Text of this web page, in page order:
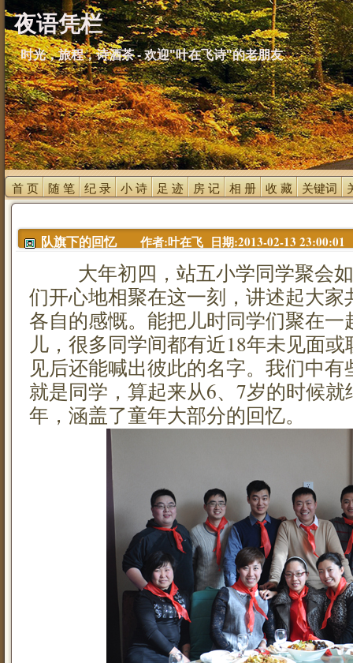
夜语凭栏
时光，旅程，诗酒茶 - 欢迎"叶在飞诗"的老朋友
首 页 随 笔 纪 录 小 诗 足 迹 房 记 相 册 收 藏 关键词
队旗下的回忆 作者:叶在飞 日期:2013-02-13 23:00:01
大年初四，站五小学同学聚会如
们开心地相聚在这一刻，讲述起大
各自的感慨。能把儿时同学们聚在一
儿，很多同学间都有近18年未见面
见后还能喊出彼此的名字。我们中
就是同学，算起来从6、7岁的时候就
年，涵盖了童年大部分的回忆。